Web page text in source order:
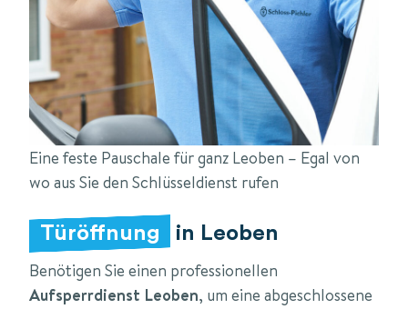
Eine feste Pauschale für ganz Leoben – Egal von
wo aus Sie den Schlüsseldienst rufen
Türöffnung in Leoben
Benötigen Sie einen professionellen
Aufsperrdienst Leoben, um eine abgeschlossene